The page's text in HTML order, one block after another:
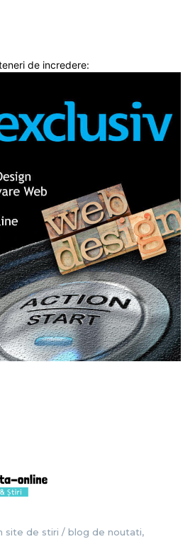
de incredere:
site de stiri / blog de noutati,